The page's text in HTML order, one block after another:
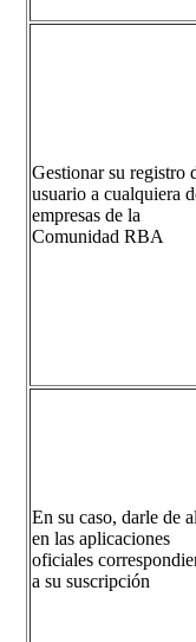
Gestionar su registro
usuario a cualquiera
empresas de la
Comunidad RBA
En su caso, darle de
en las aplicaciones
oficiales
a su suscripción